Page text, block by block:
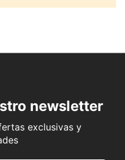
newsletter
exclusivas y